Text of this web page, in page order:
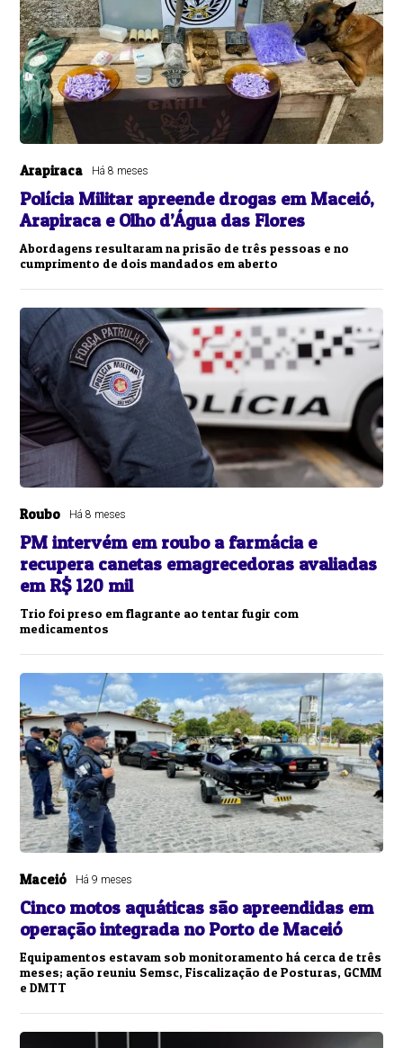
Arapiraca Há 8 meses
Polícia Militar apreende drogas em Maceió,
Arapiraca e Olho d’Água das Flores
Abordagens resultaram na prisão de três pessoas e no
cumprimento de dois mandados em aberto
Roubo Há 8 meses
PM intervém em roubo a farmácia e
recupera canetas emagrecedoras avaliadas
em R$ 120 mil
Trio foi preso em flagrante ao tentar fugir com
medicamentos
Maceió Há 9 meses
Cinco motos aquáticas são apreendidas em
operação integrada no Porto de Maceió
Equipamentos estavam sob monitoramento há cerca de três
meses; ação reuniu Semsc, Fiscalização de Posturas, GCMM
e DMTT